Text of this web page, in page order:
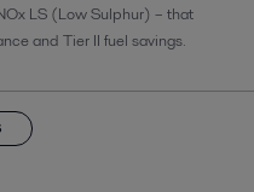
LS (Low Sulphur) – that
and Tier II fuel savings.